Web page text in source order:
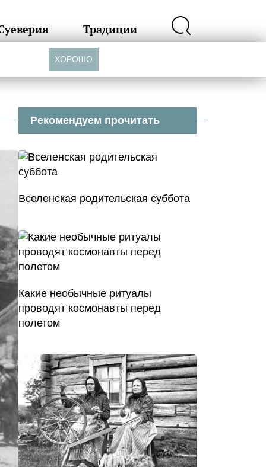
Традиции
Рекомендуем прочитать
Вселенская родительская суббота
Какие необычные ритуалы
проводят космонавты перед
полетом
ХОРОШО